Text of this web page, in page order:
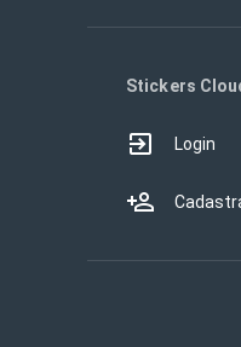
Stickers
Login